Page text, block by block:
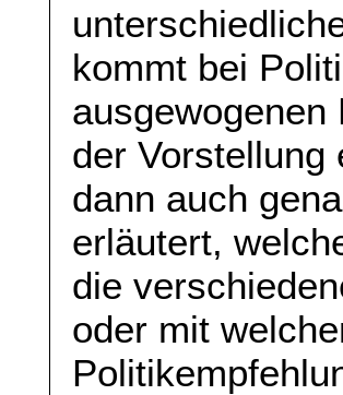
kommt bei
der Vorstellung
dann auch
erläutert,
die
oder mit